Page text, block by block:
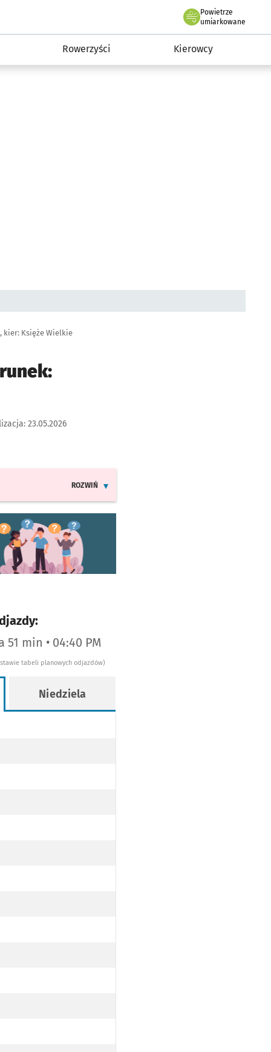
Powietrze
we Wrocławiu
umiarkowane
Rowerzyści Kierowcy
kier: Księże Wielkie
23.05.2026
ROZWIŃ
się w nowej karcie
51 min • 04:40 PM
tabeli planowych odjazdów)
Niedziela